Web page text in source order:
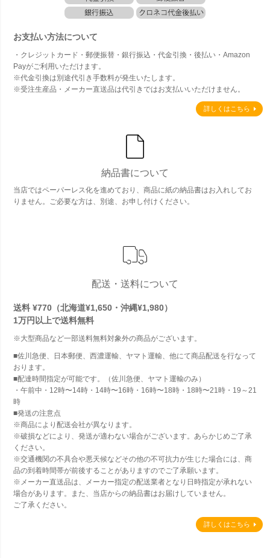
お支払い方法について
・クレジットカード・郵便振替・銀行振込・代金引換・後払い・Amazon
Payがご利用いただけます。
※代金引換は別途代引き手数料が発生いたします。
※受注生産品・メーカー直送品は代引きではお支払いいただけません。
詳しくはこちら
納品書について
当店ではペーパーレス化を進めており、商品に紙の納品書はお入れしてお
りません。ご必要な方は、別途、お申し付けください。
配送・送料について
送料 ¥770（北海道¥1,650・沖縄¥1,980）
1万円以上で送料無料
※大型商品など一部送料無料対象外の商品がございます。
■佐川急便、日本郵便、西濃運輸、ヤマト運輸、他にて商品配送を行なって
おります。
■配達時間指定が可能です。（佐川急便、ヤマト運輸のみ）
・午前中・12時〜14時・14時〜16時・16時〜18時・18時〜21時・19～21
時
■発送の注意点
※商品により配送会社が異なります。
※破損などにより、発送が適わない場合がございます。あらかじめご了承
ください。
※交通機関の不具合や悪天候などその他の不可抗力が生じた場合には、商
品の到着時間帯が前後することがありますのでご了承願います。
※メーカー直送品は、メーカー指定の配送業者となり日時指定が承れない
場合があります。また、当店からの納品書はお届けしていません。
ご了承ください。
詳しくはこちら